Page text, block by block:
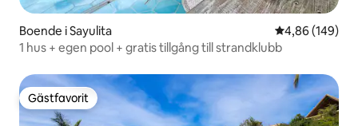
Boende i Sayulita 4,86 av 5 i
4,86 (149)
1 hus + egen pool + gratis tillgång till strandklubb
Gästfavorit
Gästfavorit